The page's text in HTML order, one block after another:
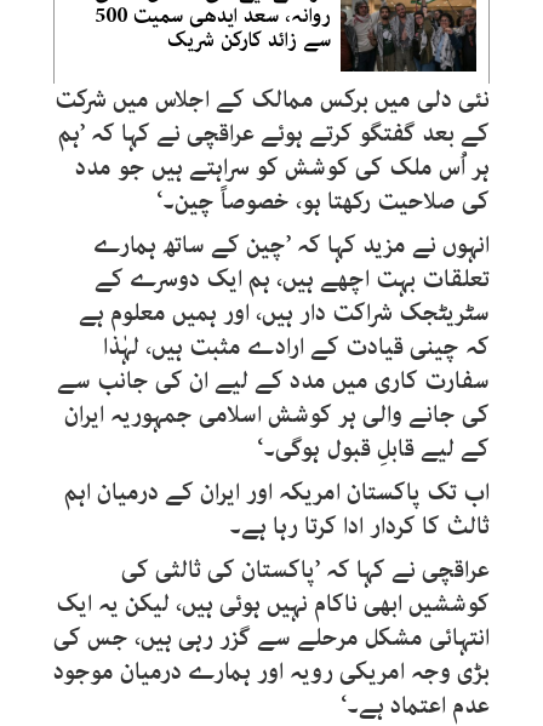
روانہ، سعد ایدھی سمیت 500
سے زائد کارکن شریک
نئی دلی میں برکس ممالک کے اجلاس میں شرکت
کے بعد گفتگو کرتے ہوئے عراقچی نے کہا کہ ’ہم
ہر اُس ملک کی کوشش کو سراہتے ہیں جو مدد
کی صلاحیت رکھتا ہو، خصوصاً چین۔‘
انہوں نے مزید کہا کہ ’چین کے ساتھ ہمارے
تعلقات بہت اچھے ہیں، ہم ایک دوسرے کے
سٹریٹجک شراکت دار ہیں، اور ہمیں معلوم ہے
کہ چینی قیادت کے ارادے مثبت ہیں، لہٰذا
سفارت کاری میں مدد کے لیے ان کی جانب سے
کی جانے والی ہر کوشش اسلامی جمہوریہ ایران
کے لیے قابلِ قبول ہوگی۔‘
اب تک پاکستان امریکہ اور ایران کے درمیان اہم
ثالث کا کردار ادا کرتا رہا ہے۔
عراقچی نے کہا کہ ’پاکستان کی ثالثی کی
کوششیں ابھی ناکام نہیں ہوئی ہیں، لیکن یہ ایک
انتہائی مشکل مرحلے سے گزر رہی ہیں، جس کی
بڑی وجہ امریکی رویہ اور ہمارے درمیان موجود
عدم اعتماد ہے۔‘